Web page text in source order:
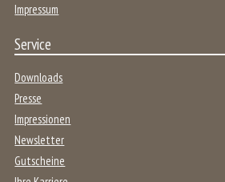
Impressum
Service
Downloads
Presse
Impressionen
Newsletter
Gutscheine